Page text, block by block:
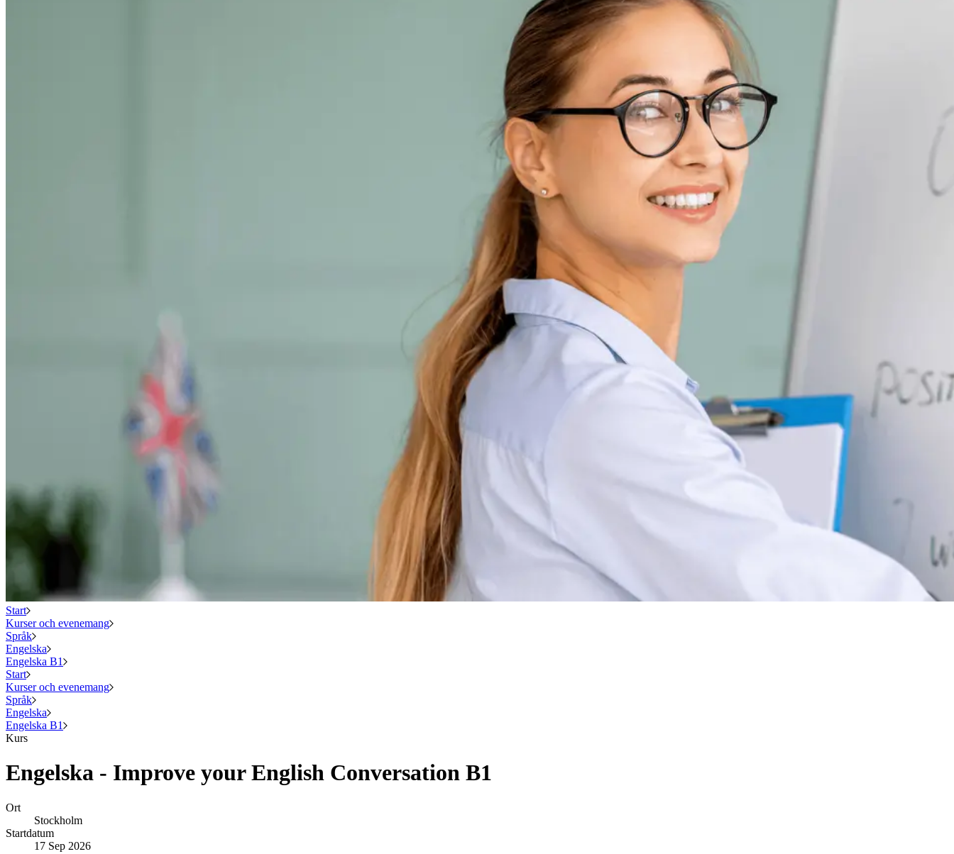
Start
Kurser och evenemang
Språk
Engelska
Engelska B1
Start
Kurser och evenemang
Språk
Engelska
Engelska B1
Kurs
Engelska - Improve your English Conversation B1
Ort
Stockholm
Startdatum
17 Sep 2026